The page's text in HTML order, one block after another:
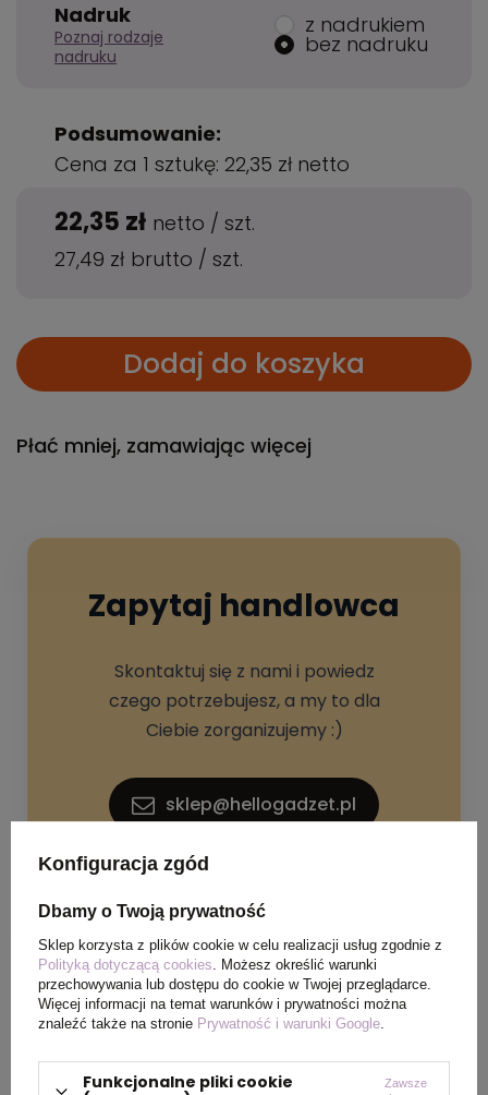
Nadruk
Poznaj rodzaje
nadruku
z nadrukiem
bez nadruku
Podsumowanie:
Cena za 1 sztukę: 22,35 zł netto
22,35 zł netto / szt.
27,49 zł brutto / szt.
Dodaj do koszyka
Płać mniej, zamawiając więcej
Zapytaj handlowca
Skontaktuj się z nami i powiedz
czego potrzebujesz, a my to dla
Ciebie zorganizujemy :)
sklep@hellogadzet.pl
+48 733 367 006
SPECYFIKACJA PRODUKTU
Konfiguracja zgód
Dbamy o Twoją prywatność
Sklep korzysta z plików cookie w celu realizacji usług zgodnie z
Polityką dotyczącą cookies. Możesz określić warunki
przechowywania lub dostępu do cookie w Twojej przeglądarce.
Więcej informacji na temat warunków i prywatności można
znaleźć także na stronie Prywatność i warunki Google.
Funkcjonalne pliki cookie
Zawsze